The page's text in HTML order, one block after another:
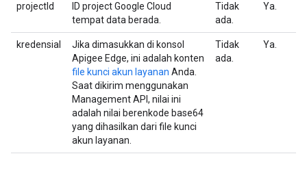
projectId
ID project Google Cloud
tempat data berada.
Tidak
ada.
Ya.
kredensial
Jika dimasukkan di konsol
Apigee Edge, ini adalah konten
file kunci akun layanan Anda.
Saat dikirim menggunakan
Management API, nilai ini
adalah nilai berenkode base64
yang dihasilkan dari file kunci
akun layanan.
Tidak
ada.
Ya.